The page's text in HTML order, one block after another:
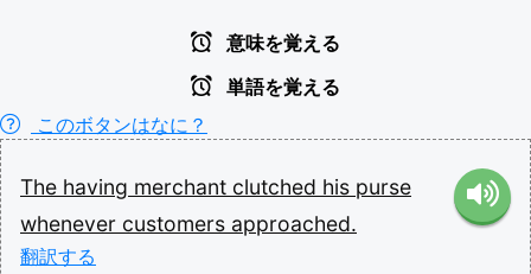
意味を覚える
単語を覚える
このボタンはなに？
The having merchant clutched his purse
whenever customers approached.
翻訳する